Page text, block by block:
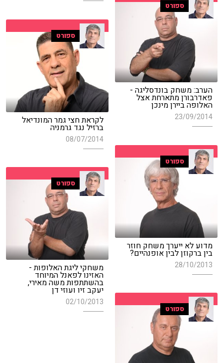
ספורט
הערב: משחק בונדסליגה -
פאדרבורן מתארחת אצל
האלופה ביירן מינכן
23/09/2014
ספורט
לקראת חצי גמר המונדיאל
ברזיל נגד גרמניה
08/07/2014
ספורט
מדוע לא ייערך משחק חוזר
בין ברקוזן לבין אופנהיים?
28/10/2013
ספורט
משחקי ליגת האלופות -
האזינו לפאנל המיוחד
בהשתתפות משה מאירי,
יעקב זיו ועוזי דן
02/10/2013
ספורט